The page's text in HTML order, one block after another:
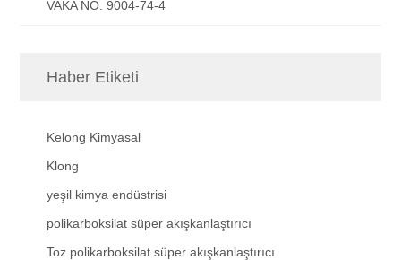
VAKA NO. 9004-74-4
Haber Etiketi
Kelong Kimyasal
Klong
yeşil kimya endüstrisi
polikarboksilat süper akışkanlaştırıcı
Toz polikarboksilat süper akışkanlaştırıcı